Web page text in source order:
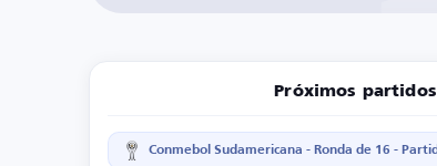
Próximos partidos